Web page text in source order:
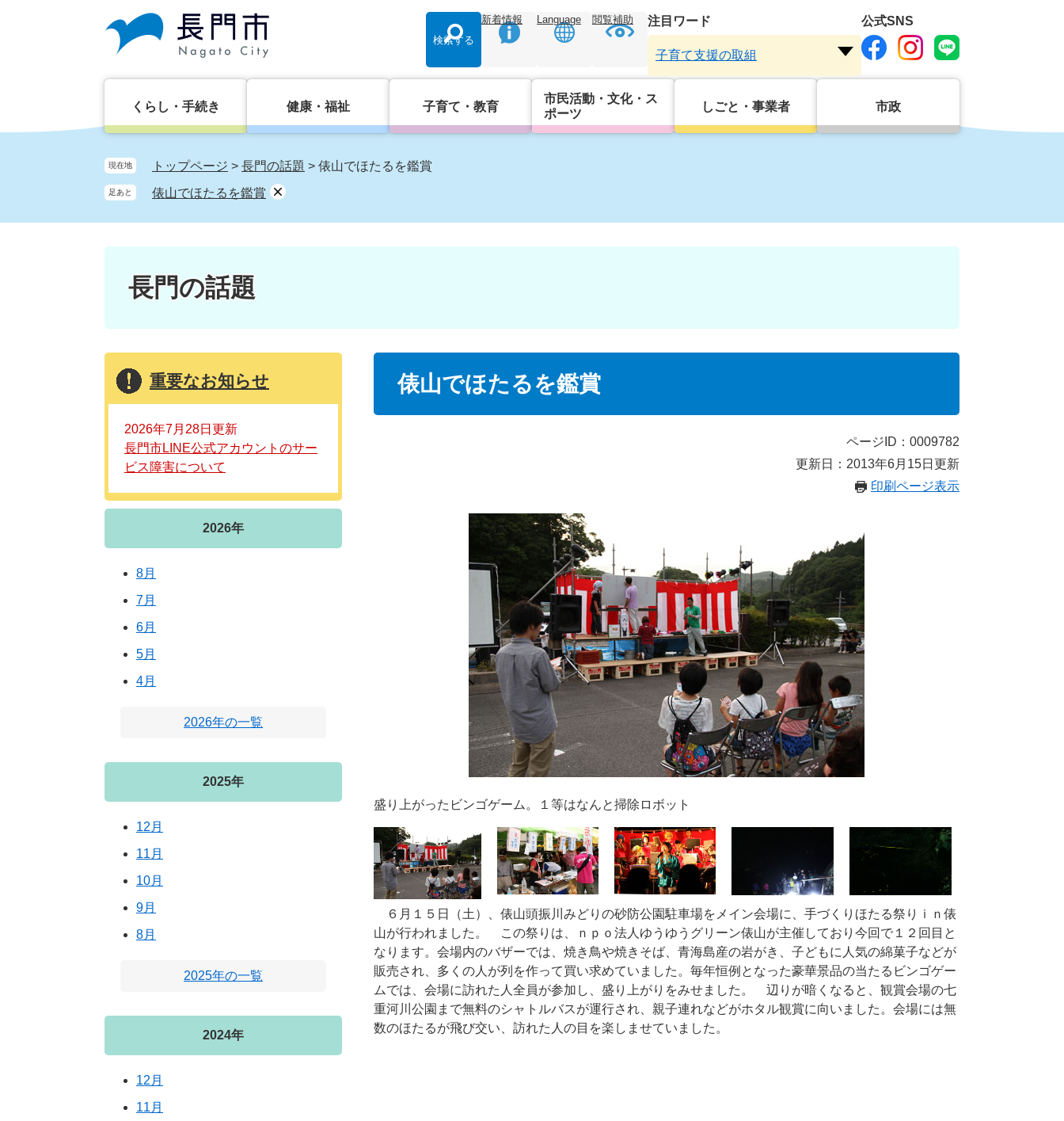
検索する
新着情報 Language 閲覧補助 注目ワード
ー
子育て支援の取組
公式SNS
くらし・手続き 健康・福祉 子育て・教育
市民活動・文化・ス
ポーツ
しごと・事業者 市政
現在地 トップページ > 長門の話題 > 俵山でほたるを鑑賞
足あと 俵山でほたるを鑑賞
長門の話題
俵山でほたるを鑑賞
ページID：0009782
更新日：2013年6月15日更新
印刷ページ表示
盛り上がったビンゴゲーム。１等はなんと掃除ロボット
６月１５日（土）、俵山頭振川みどりの砂防公園駐車場をメイン会場に、手づくりほたる祭りｉｎ俵
山が行われました。 この祭りは、ｎｐｏ法人ゆうゆうグリーン俵山が主催しており今回で１２回目と
なります。会場内のバザーでは、焼き鳥や焼きそば、青海島産の岩がき、子どもに人気の綿菓子などが
販売され、多くの人が列を作って買い求めていました。毎年恒例となった豪華景品の当たるビンゴゲー
ムでは、会場に訪れた人全員が参加し、盛り上がりをみせました。 辺りが暗くなると、観賞会場の七
重河川公園まで無料のシャトルバスが運行され、親子連れなどがホタル観賞に向いました。会場には無
数のほたるが飛び交い、訪れた人の目を楽しませていました。
重要なお知らせ
2026年7月28日更新
長門市LINE公式アカウントのサー
ビス障害について
2026年
8月
7月
6月
5月
4月
2026年の一覧
2025年
12月
11月
10月
9月
8月
2025年の一覧
2024年
12月
11月